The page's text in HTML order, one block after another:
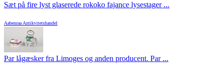
Sæt på fire lyst glaserede rokoko fajance lysestager ...
Aabenraa Antikvitetshandel
Par lågæsker fra Limoges og anden producent. Par ...